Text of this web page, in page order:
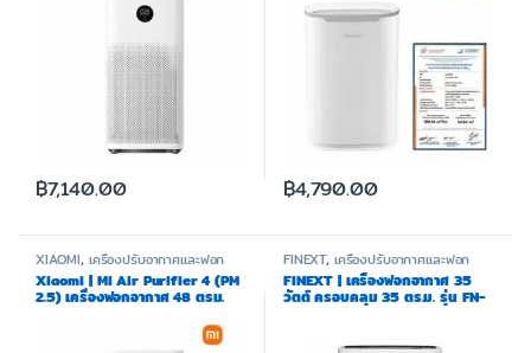
฿7,140.00 ฿4,790.00
XIAOMI, เครื่องปรับอากาศและฟอก
อากาศ
Xiaomi | Mi Air Purifier 4 (PM
2.5) เครื่องฟอกอากาศ 48 ตรม.
FINEXT, เครื่องปรับอากาศและฟอก
อากาศ
FINEXT | เครื่องฟอกอากาศ 35
วัตต์ ครอบคลุม 35 ตร.ม. รุ่น FN-